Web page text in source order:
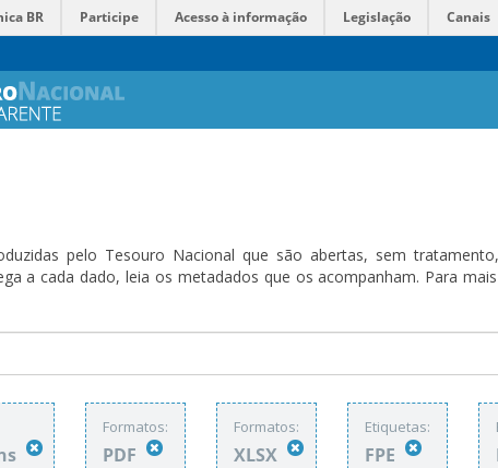
BR Participe Acesso à informação Legislação Canais
pelo Tesouro Nacional que são abertas, sem
a cada dado, leia os metadados que os acompanham. Para
Formatos:
PDF
Formatos:
XLSX
Etiquetas:
FPE